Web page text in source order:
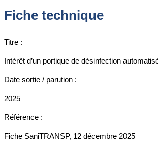
Fiche technique
Titre :
Intérêt d’un portique de désinfection
Date sortie / parution :
2025
Référence :
Fiche SaniTRANSP, 12 décembre 2025